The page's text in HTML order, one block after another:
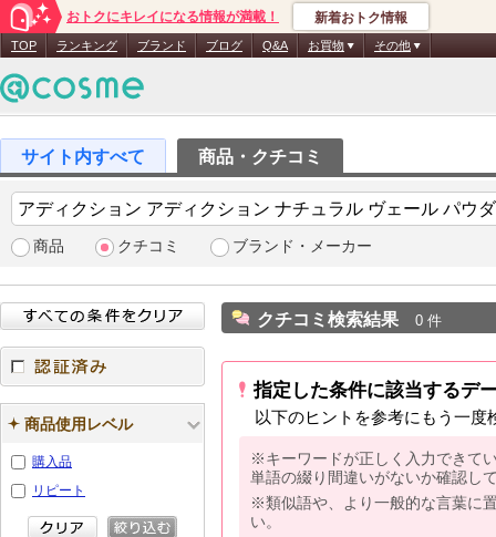
おトクにキレイになる情報が満載！ 新着おトク情報
TOP ランキング ブランド ブログ Q&A お買物 その他
商品・クチコミ
商品 クチコミ ブランド・メーカー
クチコミ検索結果 0 件
指定した条件に該当するデ
以下のヒントを参考にもう一度
※キーワードが正しく入力できて
単語の綴り間違いがないか確認し
※類似語や、より一般的な言葉に
い。
認証済み
商品使用レベル
購入品
リピート